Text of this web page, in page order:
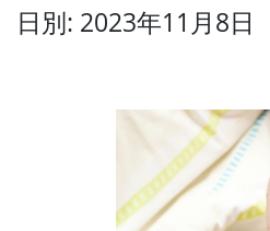
日別: 2023年11月8日